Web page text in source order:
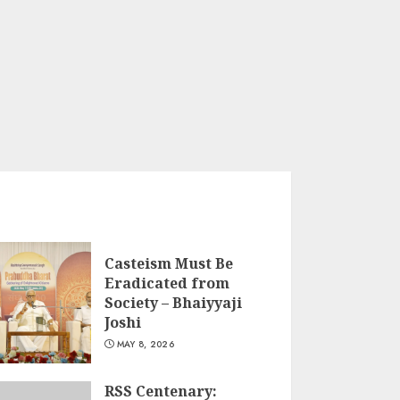
Casteism Must Be
Eradicated from
Society – Bhaiyyaji
Joshi
MAY 8, 2026
RSS Centenary: